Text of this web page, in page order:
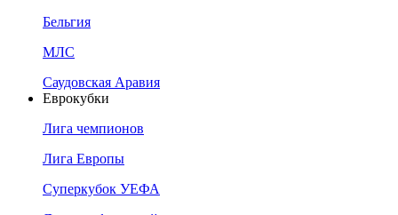
Бельгия
МЛС
Саудовская Аравия
Еврокубки
Лига чемпионов
Лига Европы
Суперкубок УЕФА